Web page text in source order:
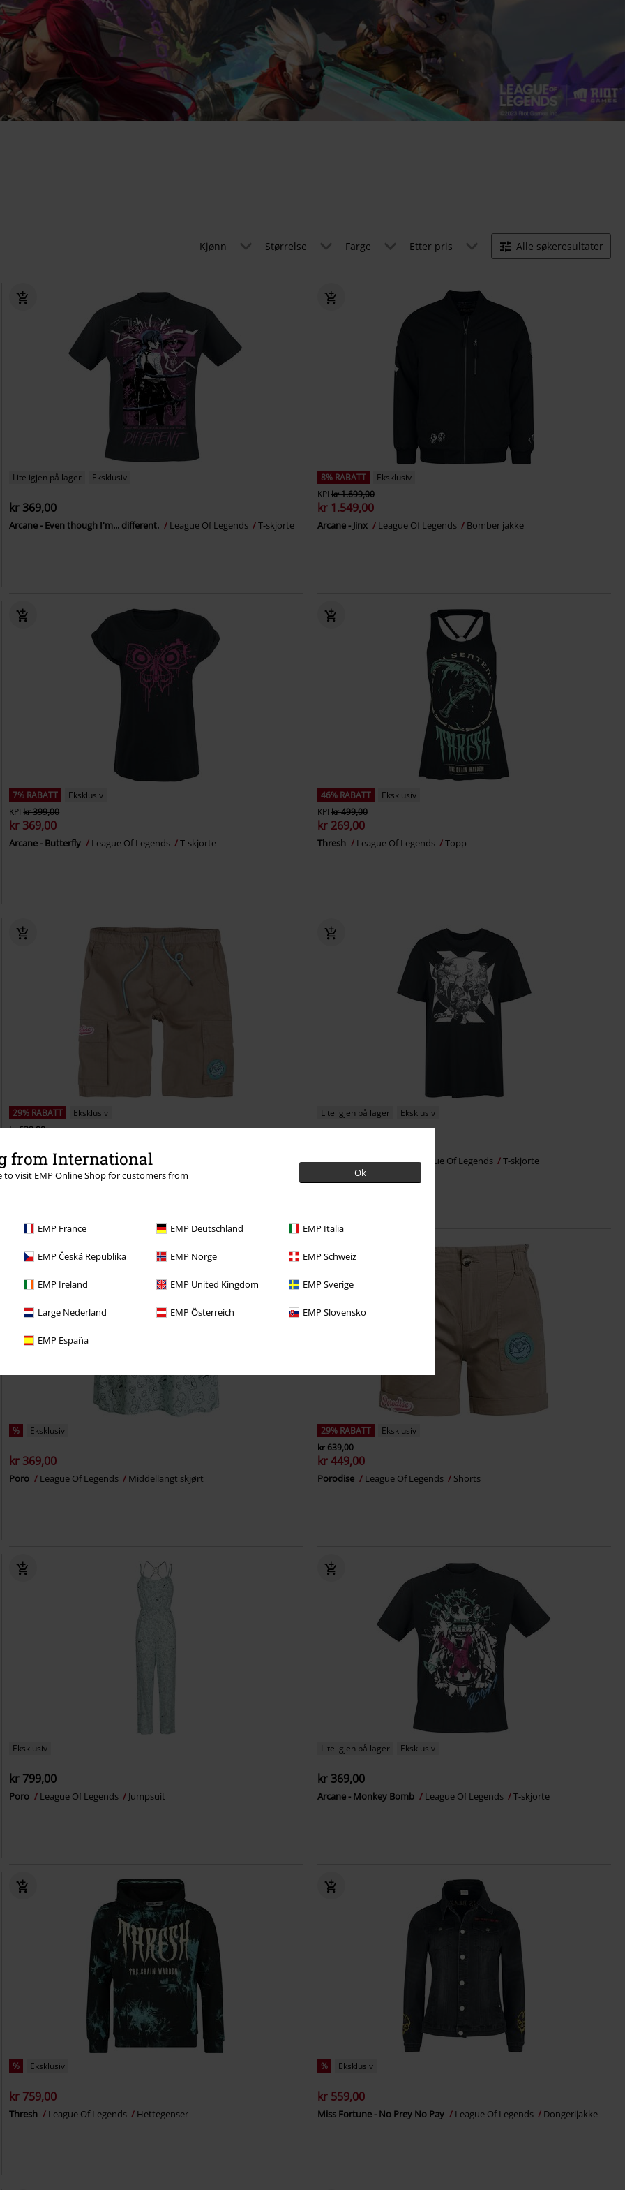
from International
to visit EMP Online Shop for customers from
Ok
EMP France EMP Deutschland EMP Italia
EMP Česká Republika EMP Norge EMP Schweiz
EMP Ireland EMP United Kingdom EMP Sverige
Large Nederland EMP Österreich EMP Slovensko
EMP España
Kjønn Størrelse Farge Etter pris Alle søkeresultater
Lite igjen på lager Eksklusiv
kr 369,00
Arcane - Even though I'm... different. League Of Legends T-skjorte
8% RABATT
Eksklusiv
KPI kr 1.699,00
kr 1.549,00
Arcane - Jinx League Of Legends Bomber jakke
7% RABATT
Eksklusiv
KPI kr 399,00
kr 369,00
Arcane - Butterfly League Of Legends T-skjorte
46% RABATT
Eksklusiv
KPI kr 499,00
kr 269,00
Thresh League Of Legends Topp
29% RABATT
Eksklusiv
kr 639,00
Porodise League Of Legends Shorts
Lite igjen på lager Eksklusiv
True Damage - Cover League Of Legends T-skjorte
% Eksklusiv
kr 369,00
Poro League Of Legends Middellangt skjørt
29% RABATT
Eksklusiv
kr 639,00
kr 449,00
Porodise League Of Legends Shorts
Eksklusiv
kr 799,00
Poro League Of Legends Jumpsuit
Lite igjen på lager Eksklusiv
kr 369,00
Arcane - Monkey Bomb League Of Legends T-skjorte
% Eksklusiv
kr 759,00
Thresh League Of Legends Hettegenser
% Eksklusiv
kr 559,00
Miss Fortune - No Prey No Pay League Of Legends Dongerijakke